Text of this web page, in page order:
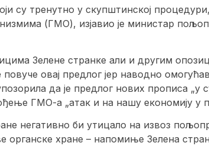
су тренутно у скупштинској
(ГМО), изјавио је министар
Зелене странке али и другим
овај предлог јер наводно
да је предлог нових прописа „у
ГМО-а „атак и на нашу економију у
негативно би утицало на извоз
хране – напомиње Зелена